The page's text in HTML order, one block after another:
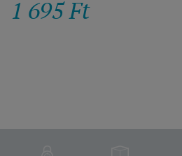
1 695 Ft